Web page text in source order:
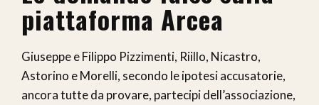
piattaforma Arcea
Giuseppe e Filippo Pizzimenti, Riillo, Nicastro,
Astorino e Morelli, secondo le ipotesi accusatorie,
ancora tutte da provare, partecipi dell’associazione,